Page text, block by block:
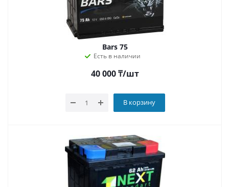
Bars 75
Есть в наличии
40 000₸/шт
В корзину